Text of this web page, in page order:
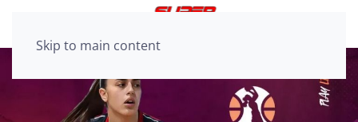
Skip to main content